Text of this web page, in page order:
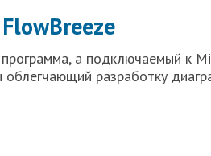
а подключаемый к
разработку